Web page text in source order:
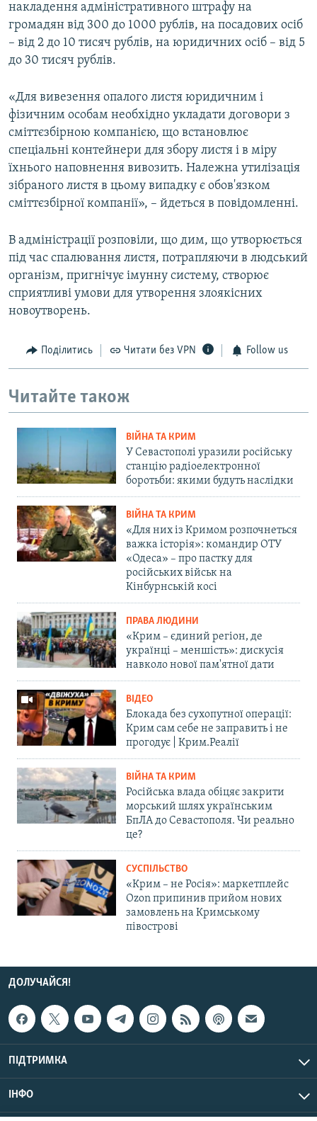
накладення адміністративного штрафу на
громадян від 300 до 1000 рублів, на посадових осіб
– від 2 до 10 тисяч рублів, на юридичних осіб – від 5
до 30 тисяч рублів.
«Для вивезення опалого листя юридичним і
фізичним особам необхідно укладати договори з
сміттєзбірною компанією, що встановлює
спеціальні контейнери для збору листя і в міру
їхнього наповнення вивозить. Належна утилізація
зібраного листя в цьому випадку є обов'язком
сміттєзбірної компанії», – йдеться в повідомленні.
В адміністрації розповіли, що дим, що утворюється
під час спалювання листя, потрапляючи в людський
організм, пригнічує імунну систему, створює
сприятливі умови для утворення злоякісних
новоутворень.
Поділитись Читати без VPN Follow us
Читайте також
ВІЙНА ТА КРИМ
У Севастополі уразили російську
станцію радіоелектронної
боротьби: якими будуть наслідки
ВІЙНА ТА КРИМ
«Для них із Кримом розпочнеться
важка історія»: командир ОТУ
«Одеса» – про пастку для
російських військ на
Кінбурнській косі
ПРАВА ЛЮДИНИ
«Крим – єдиний регіон, де
українці – меншість»: дискусія
навколо нової пам'ятної дати
ВІДЕО
Блокада без сухопутної операції:
Крим сам себе не заправить і не
прогодує | Крим.Реалії
ВІЙНА ТА КРИМ
Російська влада обіцяє закрити
морський шлях українським
БпЛА до Севастополя. Чи реально
це?
СУСПІЛЬСТВО
«Крим – не Росія»: маркетплейс
Ozon припинив прийом нових
замовлень на Кримському
півострові
ДОЛУЧАЙСЯ!
ПІДТРИМКА
ІНФО